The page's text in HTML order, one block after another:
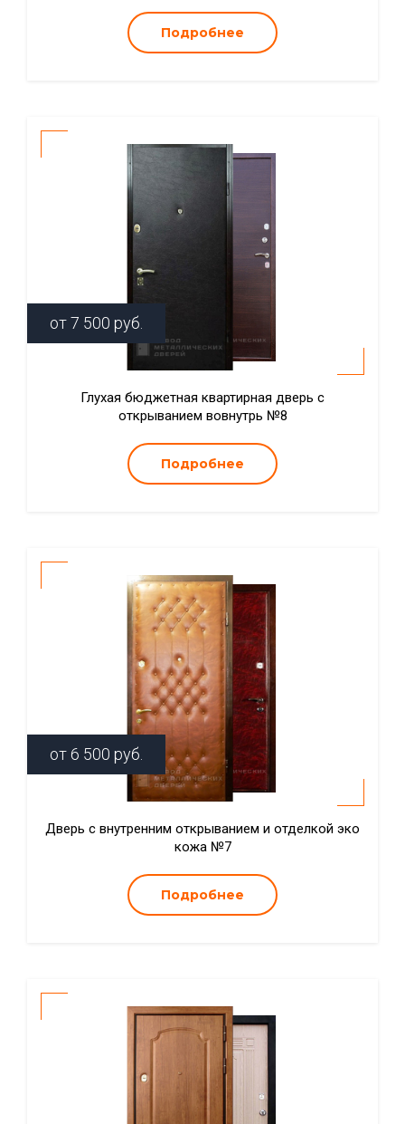
Подробнее
от7 500 руб.
Глухая бюджетная квартирная дверь с
открыванием вовнутрь №8
Подробнее
от 6 500 руб.
Дверь с внутренним открыванием и отделкой эко
кожа №7
Подробнее